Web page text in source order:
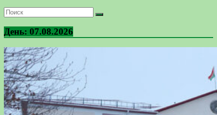
День: 07.08.2026